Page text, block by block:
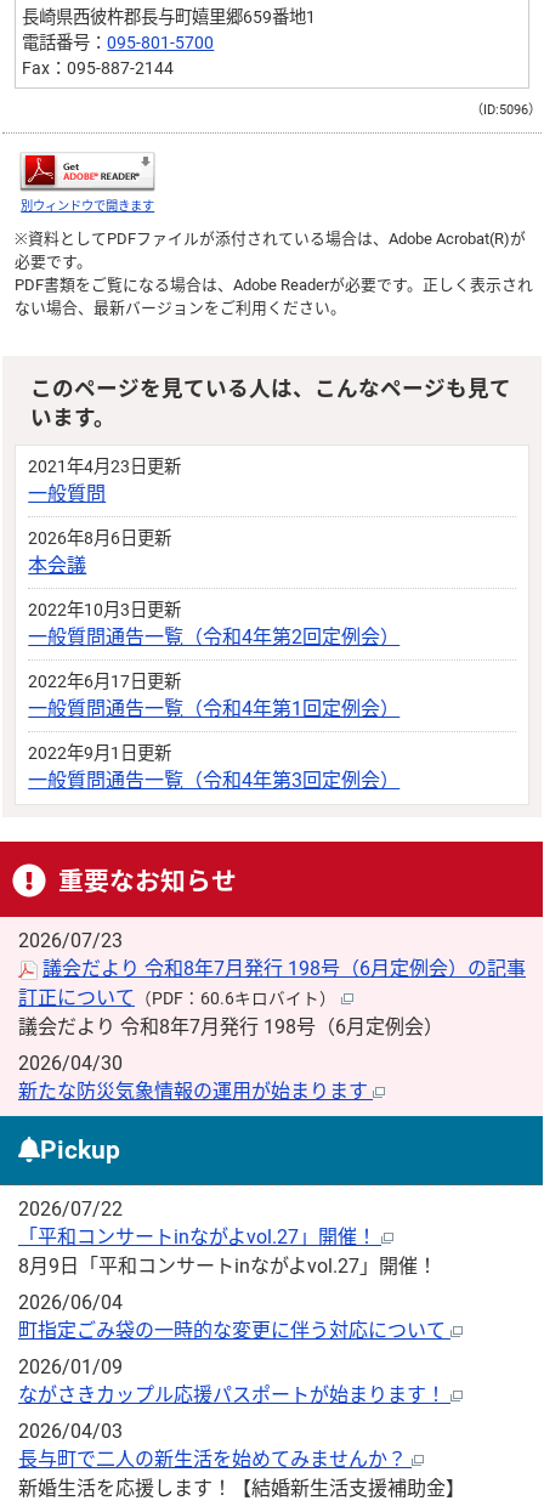
長崎県西彼杵郡長与町嬉里郷659番地1
電話番号：095-801-5700
Fax：095-887-2144
（ID:5096）
別ウィンドウで開きます
※資料としてPDFファイルが添付されている場合は、Adobe Acrobat(R)が
必要です。
PDF書類をご覧になる場合は、Adobe Readerが必要です。正しく表示され
ない場合、最新バージョンをご利用ください。
このページを見ている人は、こんなページも見て
います。
2021年4月23日更新
一般質問
2026年8月6日更新
本会議
2022年10月3日更新
一般質問通告一覧（令和4年第2回定例会）
2022年6月17日更新
一般質問通告一覧（令和4年第1回定例会）
2022年9月1日更新
一般質問通告一覧（令和4年第3回定例会）
重要なお知らせ
2026/07/23
議会だより 令和8年7月発行 198号（6月定例会）の記事
訂正について （PDF：60.6キロバイト）
議会だより 令和8年7月発行 198号（6月定例会）
2026/04/30
新たな防災気象情報の運用が始まります
Pickup
2026/07/22
「平和コンサートinながよvol.27」開催！
8月9日「平和コンサートinながよvol.27」開催！
2026/06/04
町指定ごみ袋の一時的な変更に伴う対応について
2026/01/09
ながさきカップル応援パスポートが始まります！
2026/04/03
長与町で二人の新生活を始めてみませんか？
新婚生活を応援します！【結婚新生活支援補助金】